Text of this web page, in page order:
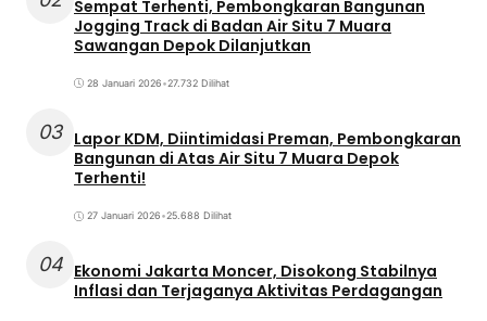
Sempat Terhenti, Pembongkaran Bangunan
Jogging Track di Badan Air Situ 7 Muara
Sawangan Depok Dilanjutkan
28 Januari 2026•27.732 Dilihat
03 Lapor KDM, Diintimidasi Preman, Pembongkaran
Bangunan di Atas Air Situ 7 Muara Depok
Terhenti!
27 Januari 2026•25.688 Dilihat
04 Ekonomi Jakarta Moncer, Disokong Stabilnya
Inflasi dan Terjaganya Aktivitas Perdagangan